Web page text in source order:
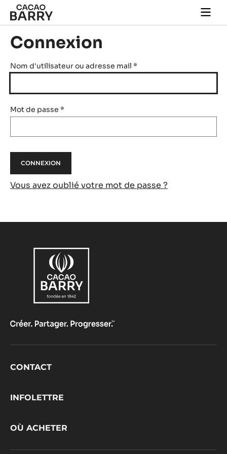
Skip to main content
main
Connexion
Nom d'utilisateur ou adresse mail *
Mot de passe *
Vous avez oublié votre mot de passe ?
Footer
CONTACT
INFOLETTRE
OÙ ACHETER